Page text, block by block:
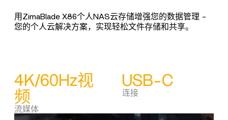
用ZimaBlade X86个人NAS云存储增强您的数据管理 -
您的个人云解决方案，实现轻松文件存储和共享。
4K/60Hz视
频
流媒体
USB-C
连接